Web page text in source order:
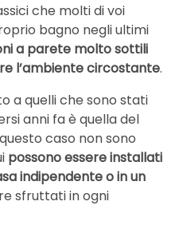
che molti di voi
bagno negli ultimi
a parete molto sottili
l’ambiente circostante.
a quelli che sono stati
anni fa è quella del
caso non sono
possono essere installati
indipendente o in un
sfruttati in ogni